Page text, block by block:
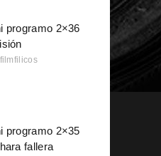
programo 2×36
filmfilicos
programo 2×35
fallera